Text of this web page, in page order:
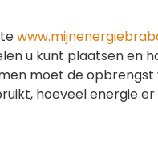
u kunt plaatsen en
moet de
hoeveel energie